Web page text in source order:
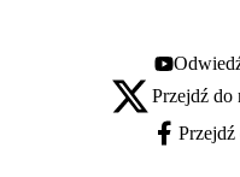
Youtube -
X - otwiera się w
Przejdź do
Facebook -
Przejdź